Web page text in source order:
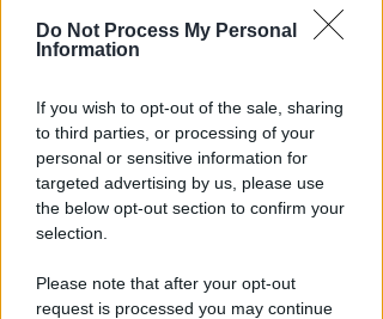
Do Not Process My Personal
Information
If you wish to opt-out of the sale, sharing
to third parties, or processing of your
personal or sensitive information for
targeted advertising by us, please use
the below opt-out section to confirm your
selection.
Please note that after your opt-out
request is processed you may continue
Allarme infortuni sul lavoro a
Rimini: +13% nel primo semestre
dell'anno
di Redazione